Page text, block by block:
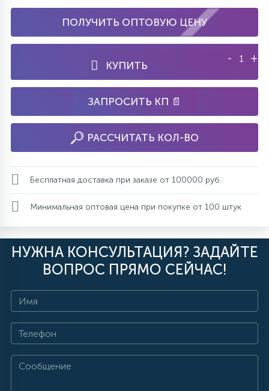
ПОЛУЧИТЬ ОПТОВУЮ ЦЕНУ
КУПИТЬ
- +
ЗАПРОСИТЬ КП 📄
РАССЧИТАТЬ КОЛ-ВО
Бесплатная доставка при заказе от 100000 руб.
Минимальная оптовая цена при покупке от 100 штук
НУЖНА КОНСУЛЬТАЦИЯ? ЗАДАЙТЕ
ВОПРОС ПРЯМО СЕЙЧАС!